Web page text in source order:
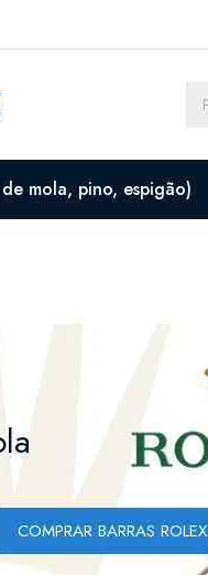
mola, pino, espigão)
COMPRAR BARRAS ROLEX